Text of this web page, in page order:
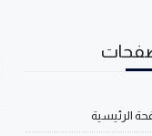
الرئيسية